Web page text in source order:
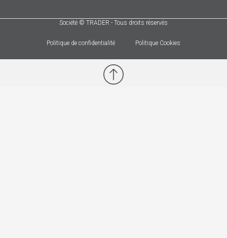
Société © TRADER - Tous droits réservés
Politique de confidentialité Politique Cookies